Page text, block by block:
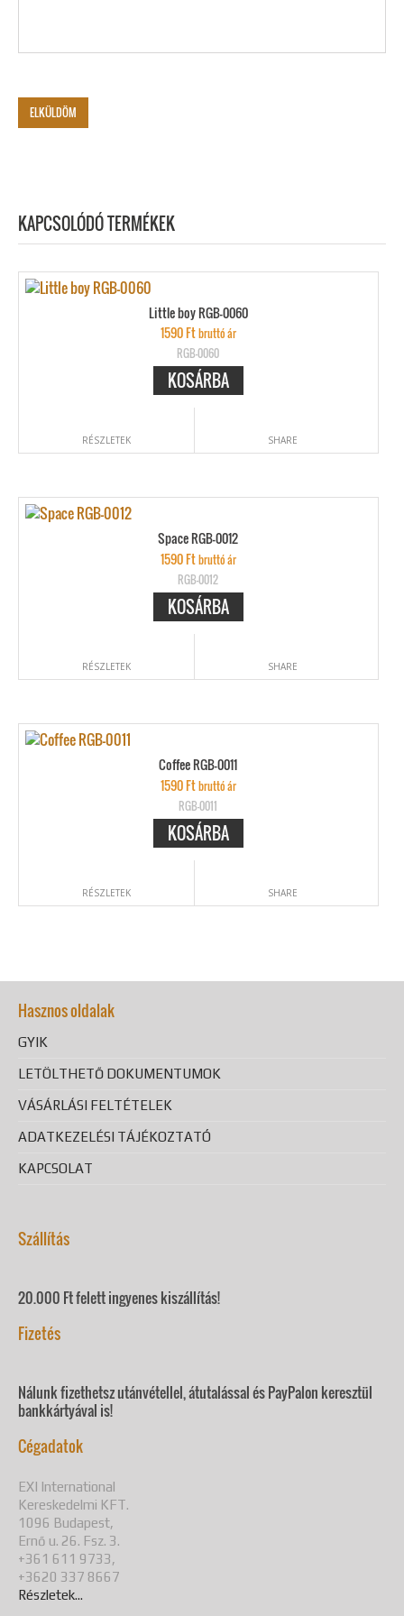
KAPCSOLÓDÓ TERMÉKEK
Little boy RGB-0060
1590Ftbruttó ár
RGB-0060
KOSÁRBA
RÉSZLETEK SHARE
Space RGB-0012
1590Ftbruttó ár
RGB-0012
KOSÁRBA
RÉSZLETEK SHARE
Coffee RGB-0011
1590Ftbruttó ár
RGB-0011
KOSÁRBA
RÉSZLETEK SHARE
Hasznos oldalak
GYIK
LETÖLTHETŐ DOKUMENTUMOK
VÁSÁRLÁSI FELTÉTELEK
ADATKEZELÉSI TÁJÉKOZTATÓ
KAPCSOLAT
Szállítás
20.000 Ft felett ingyenes kiszállítás!
Fizetés
Nálunk fizethetsz utánvétellel, átutalással és PayPalon keresztül
bankkártyával is!
Cégadatok
EXI International
Kereskedelmi KFT.
1096 Budapest,
Ernő u. 26. Fsz. 3.
+361 611 9733,
+3620 337 8667
Részletek...